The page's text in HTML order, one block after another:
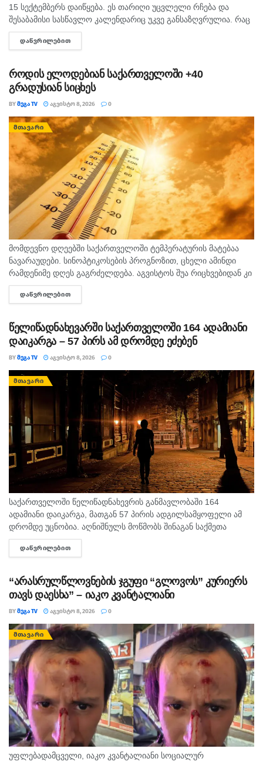
15 სექტემბერს დაიწყება. ეს თარიღი უცვლელი რჩება და
შესაბამისი სასწავლო კალენდარიც უკვე განსაზღვრულია. რაც
შეეხება საბავშვო ბაღებს, სასწავლო-სააღმზრდელო პროცესი
ასევე 15 სექტემბრიდან განახლდება. თბილისის...
ᲓᲐᲬᲕᲠᲘᲚᲔᲑᲘᲗ
როდის ელოდებიან საქართველოში +40
გრადუსიან სიცხეს
BYᲛᲔᲒᲐ TV ᲐᲒᲕᲘᲡᲢᲝ 8, 2026 0
ᲛᲗᲐᲕᲐᲠᲘ
მომდევნო დღეებში საქართველოში ტემპერატურის მატებაა
ნავარაუდები. სინოპტიკოსების პროგნოზით, ცხელი ამინდი
რამდენიმე დღეს გაგრძელდება. აგვისტოს შუა რიცხვებიდან კი
ტემპერატურა 40 გრადუსს მიაღწევს. "ტემპერატურამ აგვისტოს
თვეში შესაძლოა 35-40 გრადუსს მიაღწიოს, ანუ ამ...
ᲓᲐᲬᲕᲠᲘᲚᲔᲑᲘᲗ
წელიწადნახევარში საქართველოში 164 ადამიანი
დაიკარგა – 57 პირს ამ დრომდე ეძებენ
BYᲛᲔᲒᲐ TV ᲐᲒᲕᲘᲡᲢᲝ 8, 2026 0
ᲛᲗᲐᲕᲐᲠᲘ
საქართველოში წელიწადნახევრის განმავლობაში 164
ადამიანი დაიკარგა, მათგან 57 პირის ადგილსამყოფელი ამ
დრომდე უცნობია. აღნიშნულს მოწმობს შინაგან საქმეთა
სამინისტროს მიერ გამოქვეყნებული 2025 წლისა და 2026
წლის 6 თვის სტატისტიკური მონაცემები. ამასთან,...
ᲓᲐᲬᲕᲠᲘᲚᲔᲑᲘᲗ
“არასრულწლოვნების ჯგუფი “გლოვოს” კურიერს
თავს დაესხა” – იაკო კვანტალიანი
BYᲛᲔᲒᲐ TV ᲐᲒᲕᲘᲡᲢᲝ 8, 2026 0
ᲛᲗᲐᲕᲐᲠᲘ
უფლებადამცველი, იაკო კვანტალიანი სოციალურ